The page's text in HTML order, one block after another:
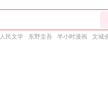
人民文学 东野圭吾 半小时漫画 文城